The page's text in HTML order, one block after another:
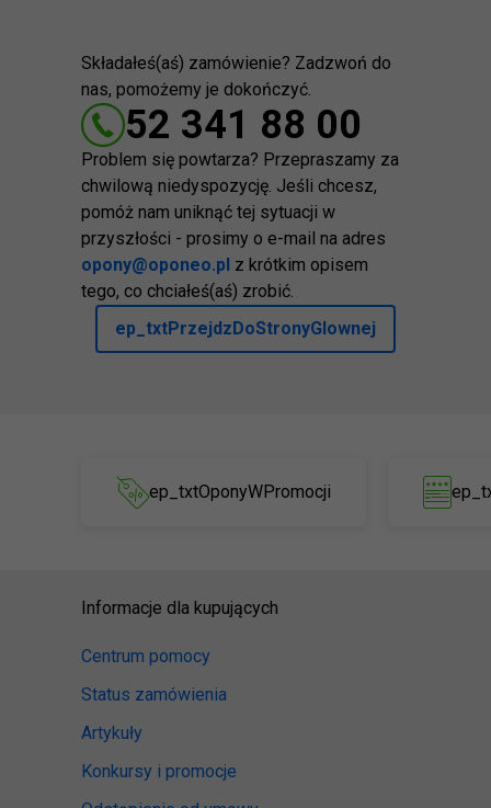
Składałeś(aś) zamówienie? Zadzwoń do
nas, pomożemy je dokończyć.
52 341 88 00
Problem się powtarza? Przepraszamy za
chwilową niedyspozycję. Jeśli chcesz,
pomóż nam uniknąć tej sytuacji w
przyszłości - prosimy o e-mail na adres
opony@oponeo.pl z krótkim opisem
tego, co chciałeś(aś) zrobić.
ep_txtPrzejdzDoStronyGlownej
ep_txtOponyWPromocji
Informacje dla kupujących
Centrum pomocy
Status zamówienia
Artykuły
Konkursy i promocje